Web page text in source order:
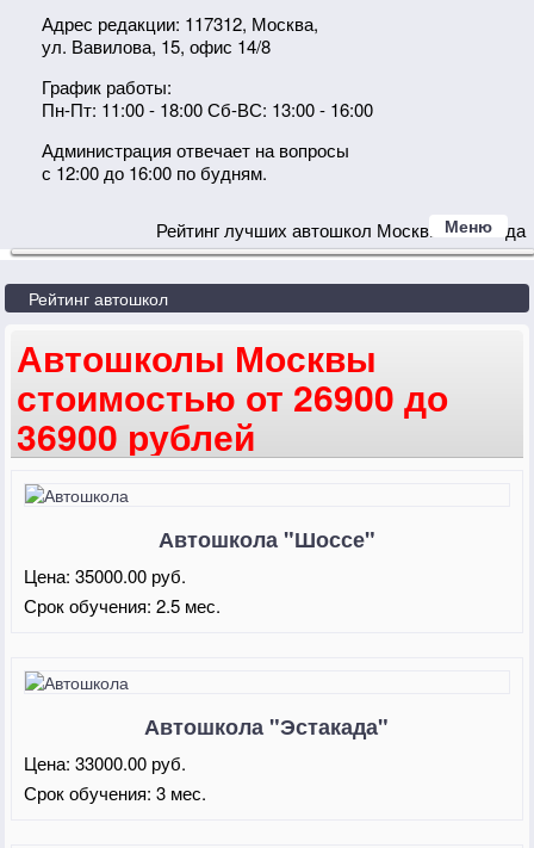
Адрес редакции: 117312, Москва,
ул. Вавилова, 15, офис 14/8
График работы:
Пн-Пт: 11:00 - 18:00 Сб-ВС: 13:00 - 16:00
Администрация отвечает на вопросы
с 12:00 до 16:00 по будням.
Рейтинг лучших автошкол Москвы 2024 года
Меню
Рейтинг автошкол
Автошколы Москвы
стоимостью от 26900 до
36900 рублей
Автошкола "Шоссе"
Цена:35000.00 руб.
Срок обучения:2.5 мес.
Автошкола "Эстакада"
Цена:33000.00 руб.
Срок обучения:3 мес.